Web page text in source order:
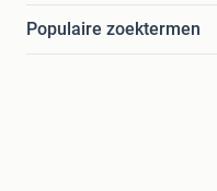
Populaire zoektermen